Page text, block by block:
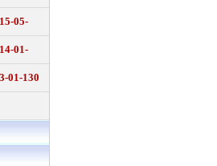
05-
01-
01-130